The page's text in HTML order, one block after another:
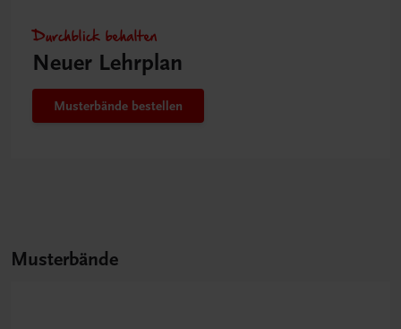
Durchblick behalten
Neuer Lehrplan
Musterbände bestellen
Musterbände